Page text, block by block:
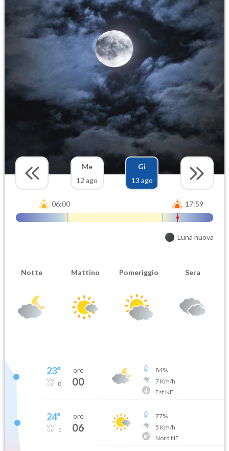
Me
12 ago
Gi
13 ago
06:00 17:59
Luna nuova
Notte Mattino Pomeriggio Sera
23°
0
ore
00
84%
7Km/h
Est NE
24°
1
ore
06
77%
5 Km/h
Nord NE